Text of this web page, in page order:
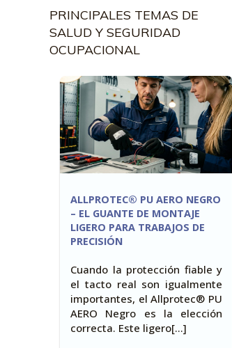
PRINCIPALES TEMAS DE
SALUD Y SEGURIDAD
OCUPACIONAL
ALLPROTEC® PU AERO NEGRO
– EL GUANTE DE MONTAJE
LIGERO PARA TRABAJOS DE
PRECISIÓN
Cuando la protección fiable y
el tacto real son igualmente
importantes, el Allprotec® PU
AERO Negro es la elección
correcta. Este ligero[…]